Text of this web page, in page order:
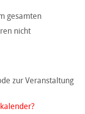
gesamten
nicht
zur Veranstaltung